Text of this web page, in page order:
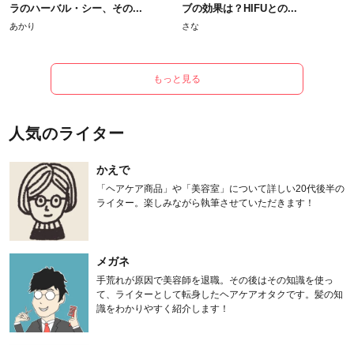
ラのハーバル・シー、その...
あかり
ブの効果は？HIFUとの...
さな
もっと見る
人気のライター
かえで
「ヘアケア商品」や「美容室」について詳しい20代後半の
ライター。楽しみながら執筆させていただきます！
メガネ
手荒れが原因で美容師を退職。その後はその知識を使っ
て、ライターとして転身したヘアケアオタクです。髪の知
識をわかりやすく紹介します！